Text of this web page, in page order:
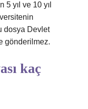
yıl ve 10 yıl
dosya Devlet
gönderilmez.
kaç